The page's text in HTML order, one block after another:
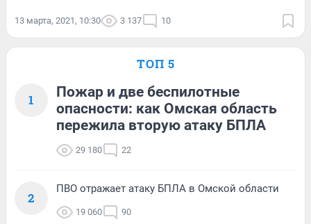
13 марта, 2021, 10:30 3 137 10
ТОП 5
1
Пожар и две беспилотные
опасности: как Омская область
пережила вторую атаку БПЛА
29 180 22
2
ПВО отражает атаку БПЛА в Омской области
19 060 90